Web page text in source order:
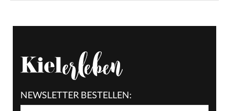
NEWSLETTER BESTELLEN: